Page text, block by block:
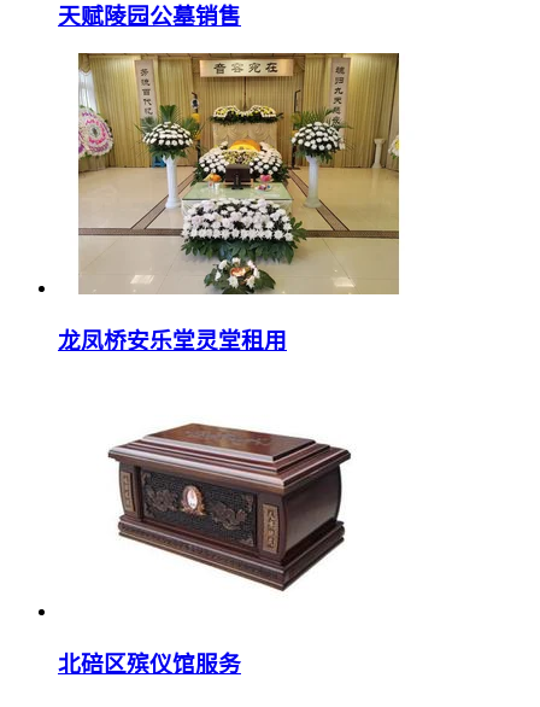
天赋陵园公墓销售
龙凤桥安乐堂灵堂租用
北碚区殡仪馆服务